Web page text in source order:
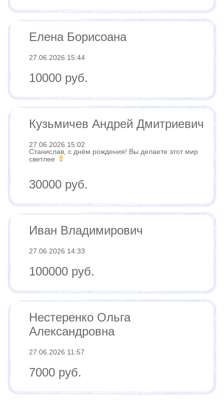
Елена Борисоана
27.06.2026 15:44
10000 руб.
Кузьмичев Андрей Дмитриевич
27.06.2026 15:02
Станислав, с днём рождения! Вы делаете этот мир
светлее
30000 руб.
Иван Владимирович
27.06.2026 14:33
100000 руб.
Нестеренко Ольга
Александровна
27.06.2026 11:57
7000 руб.